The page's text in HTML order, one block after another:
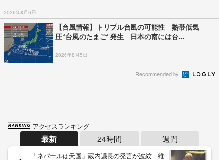
2026年8月6日
【台風情報】トリプル台風の可能性 熱帯低気
圧“台風のたまご”発生 日本の南には台...
2026年8月5日
Recommended by
アクセスランキング
最新 24時間 週間
「ネパールは天国」蔵内議長の発言が波紋 維